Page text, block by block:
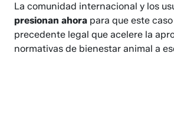
La comunidad internacional y los
presionan ahora para que este
precedente legal que acelere la
normativas de bienestar animal a